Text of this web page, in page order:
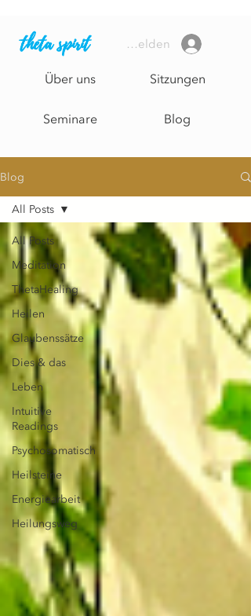
theta spirit
Über uns
Seminare
Sitzungen
Blog
Anmelden
Blog
All Posts
Meditation
ThetaHealing
Heilen
Glaubenssätze
Dies & das
Leben
Intuitive
Readings
Psychosomatisch
Heilsteine
Energiearbeit
Heilungsweg
All Posts